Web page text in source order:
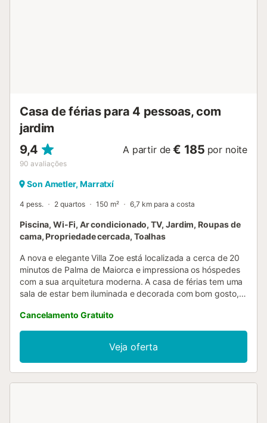
Casa de férias para 4 pessoas, com
jardim
9,4
90 avaliações
A partir de € 185 por noite
Son Ametler, Marratxí
4 pess. 2 quartos 150 m² 6,7 km para a costa
Piscina, Wi-Fi, Ar condicionado, TV, Jardim, Roupas de
cama, Propriedade cercada, Toalhas
A nova e elegante Villa Zoe está localizada a cerca de 20
minutos de Palma de Maiorca e impressiona os hóspedes
com a sua arquitetura moderna. A casa de férias tem uma
sala de estar bem iluminada e decorada com bom gosto,
equipada com uma ilha, que convida os visitantes a
preparar refeições em conjunto, 2 quartos, bem como uma
casa de banho e pode, portanto, acomodar 4 pessoas. A
casa está equipada com Wi-Fi, ar condicionado, televisão
por cabo, um berço e uma cadeira alta. No exterior existe
Cancelamento Gratuito
Veja oferta